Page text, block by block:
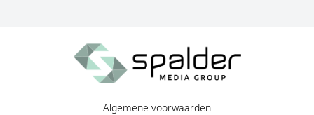
Algemene voorwaarden